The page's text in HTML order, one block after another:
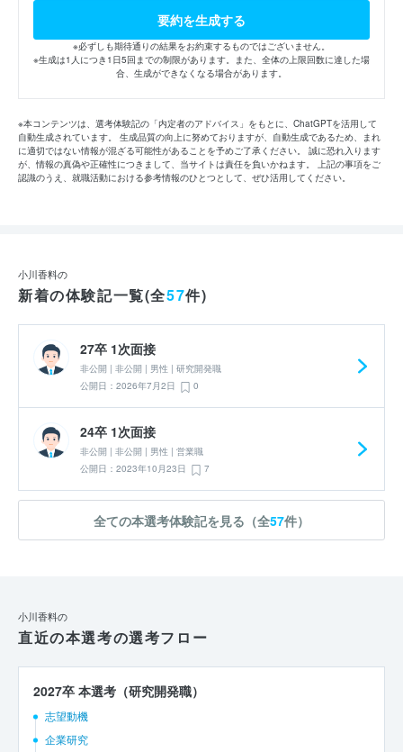
要約を生成する
※必ずしも期待通りの結果をお約束するものではございません。
※生成は1人につき1日5回までの制限があります。また、全体の上限回数に達した場
合、生成ができなくなる場合があります。
※本コンテンツは、選考体験記の「内定者のアドバイス」をもとに、ChatGPTを活用して
自動生成されています。 生成品質の向上に努めておりますが、自動生成であるため、まれ
に適切ではない情報が混ざる可能性があることを予めご了承ください。 誠に恐れ入ります
が、情報の真偽や正確性につきまして、当サイトは責任を負いかねます。 上記の事項をご
認識のうえ、就職活動における参考情報のひとつとして、ぜひ活用してください。
小川香料の
新着の体験記一覧(全57件)
27卒 1次面接
非公開 | 非公開 | 男性 | 研究開発職
公開日：2026年7月2日
0
24卒 1次面接
非公開 | 非公開 | 男性 | 営業職
公開日：2023年10月23日
7
全ての本選考体験記を見る（全57件）
小川香料の
直近の本選考の選考フロー
2027卒 本選考（研究開発職）
志望動機
企業研究